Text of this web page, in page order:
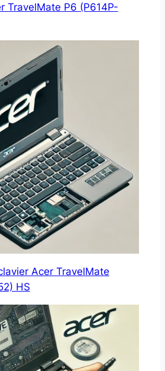
TravelMate P6 (P614P-
Acer TravelMate
HS